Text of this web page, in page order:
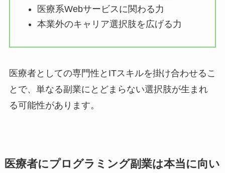
医療系Webサービスに関わる力
本業外のキャリア選択肢を広げる力
医療者としての専門性とITスキルを掛け合わせるこ
とで、単なる副業にとどまらない選択肢が生まれ
る可能性があります。
医療者にプログラミング副業は本当に向い